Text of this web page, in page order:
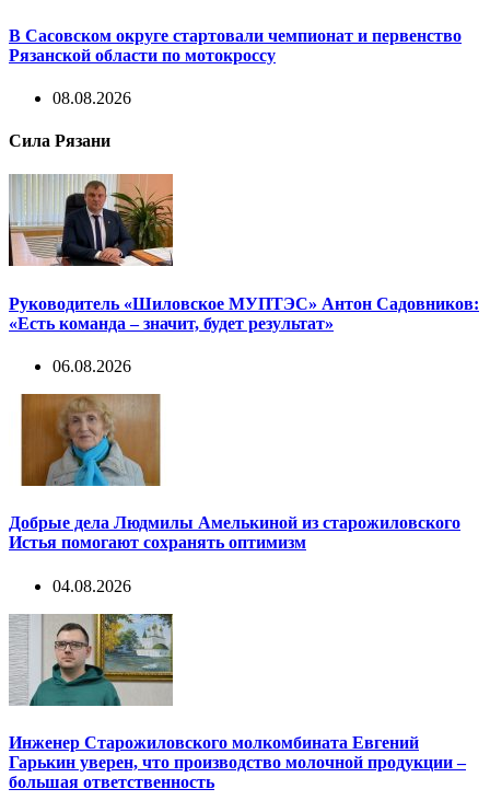
В Сасовском округе стартовали чемпионат и первенство
Рязанской области по мотокроссу
08.08.2026
Сила Рязани
Руководитель «Шиловское МУПТЭС» Антон Садовников:
«Есть команда – значит, будет результат»
06.08.2026
Добрые дела Людмилы Амелькиной из старожиловского
Истья помогают сохранять оптимизм
04.08.2026
Инженер Старожиловского молкомбината Евгений
Гарькин уверен, что производство молочной продукции –
большая ответственность